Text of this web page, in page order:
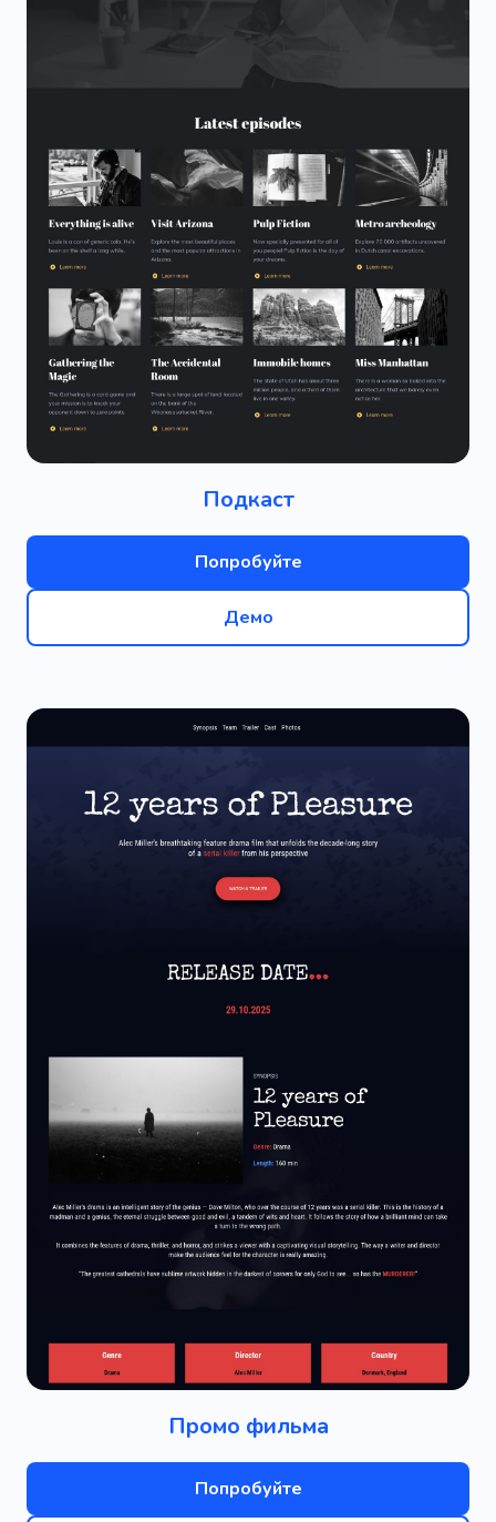
Подкаст
Попробуйте
Демо
Промо фильма
Попробуйте